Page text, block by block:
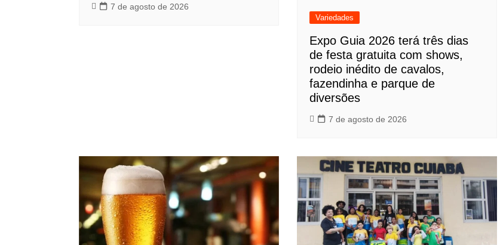
7 de agosto de 2026
Variedades
Expo Guia 2026 terá três dias
de festa gratuita com shows,
rodeio inédito de cavalos,
fazendinha e parque de
diversões
7 de agosto de 2026